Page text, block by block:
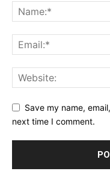
Save my name,
next time I comment.